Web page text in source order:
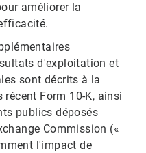
améliorer la
d'exploitation et
sont décrits à la
Form 10-K, ainsi
publics déposés
Commission («
l'impact de